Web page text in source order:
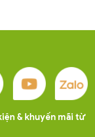
& khuyến mãi từ